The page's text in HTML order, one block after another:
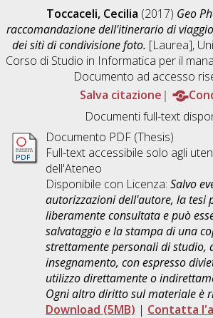
Toccaceli, Cecilia (2017) Geo
raccomandazione dell'itinerario di
dei siti di condivisione foto. [Laurea],
Corso di Studio in Informatica per il
Documento ad accesso
Salva citazione
Documenti full-text
Documento PDF (Thesis)
Full-text accessibile solo agli
dell'Ateneo
Disponibile con Licenza: Salvo
autorizzazioni dell'autore, la tesi
liberamente consultata e può
salvataggio e la stampa di una
strettamente personali di studio,
insegnamento, con espresso
utilizzo direttamente o
Ogni altro diritto sul materiale è
Download (5MB) | Contatta